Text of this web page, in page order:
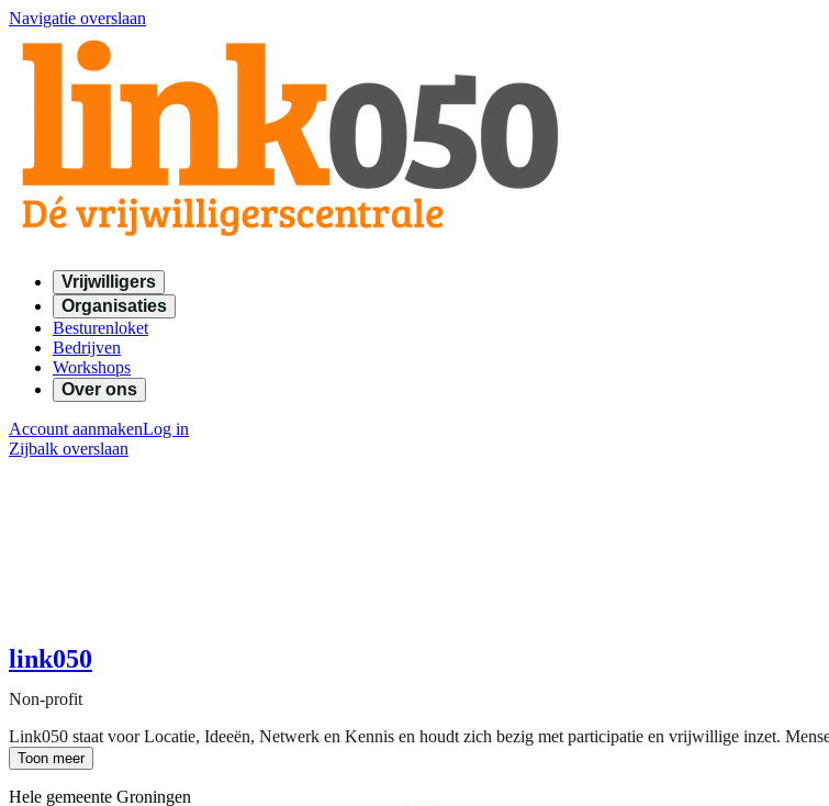
Navigatie overslaan
Vrijwilligers
Organisaties
Besturenloket
Bedrijven
Workshops
Over ons
Account aanmakenLog in
Zijbalk overslaan
link050
Non-profit
Link050 staat voor Locatie, Ideeën, Netwerk en Kennis en houdt zich bezig met participatie en vrijwillige inzet.
Toon meer
Hele gemeente Groningen